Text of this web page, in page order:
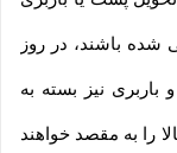
شده باشند، در روز
نیز بسته به
کاری بعد کالا را به مقصد خواهند